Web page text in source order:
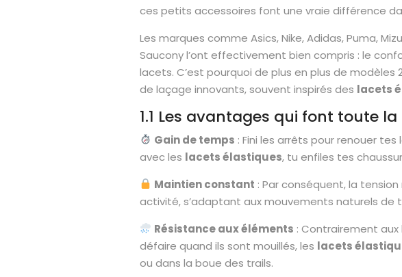
ces petits accessoires font une vraie différence
Les marques comme Asics, Nike, Adidas, Puma,
Saucony l’ont effectivement bien compris : le
lacets. C’est pourquoi de plus en plus de
de laçage innovants, souvent inspirés des lacets
1.1 Les avantages qui font toute
Gain de temps : Fini les arrêts pour renouer
avec les lacets élastiques, tu enfiles tes
Maintien constant : Par conséquent, la
activité, s’adaptant aux mouvements naturels de
Résistance aux éléments : Contrairement
défaire quand ils sont mouillés, les lacets
ou dans la boue des trails.